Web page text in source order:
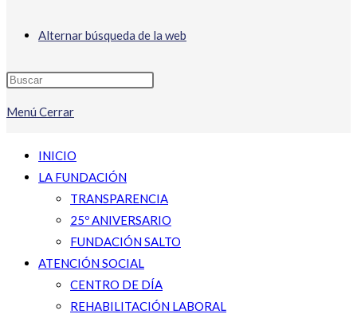
Alternar búsqueda de la web
Menú Cerrar
INICIO
LA FUNDACIÓN
TRANSPARENCIA
25º ANIVERSARIO
FUNDACIÓN SALTO
ATENCIÓN SOCIAL
CENTRO DE DÍA
REHABILITACIÓN LABORAL